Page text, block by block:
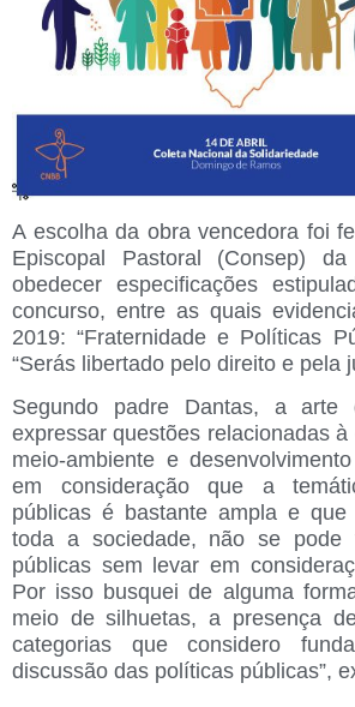
A escolha da obra vencedora foi
Episcopal Pastoral (Consep)
obedecer especificações
concurso, entre as quais
2019: “Fraternidade e Políticas
“Serás libertado pelo direito e pela
Segundo padre Dantas, a arte
expressar questões relacionadas
meio-ambiente e
em consideração que a
públicas é bastante ampla e
toda a sociedade, não se pode
públicas sem levar em
Por isso busquei de alguma
meio de silhuetas, a presença
categorias que considero
discussão das políticas públicas”,